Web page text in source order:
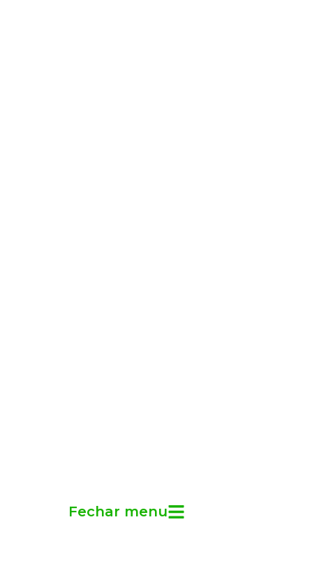
Fechar menu